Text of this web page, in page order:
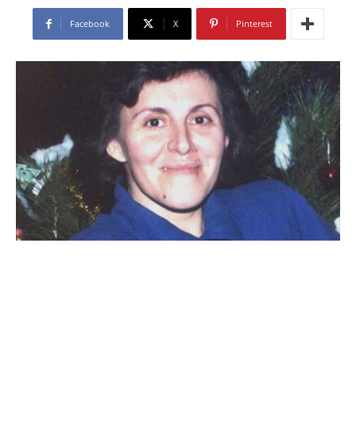
Facebook X Pinterest